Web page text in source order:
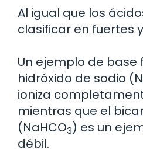
Al igual que los
clasificar en fuertes
Un ejemplo de base
hidróxido de sodio
ioniza
mientras que el
(NaHCO3) es un
débil.